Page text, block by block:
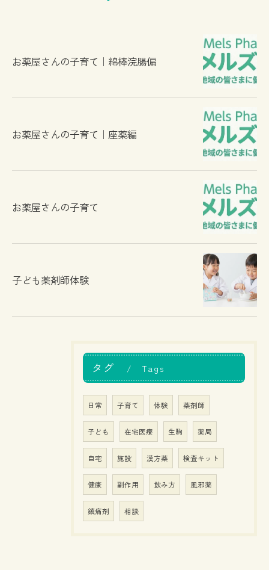
お薬屋さんの子育て｜綿棒浣腸偏
お薬屋さんの子育て｜座薬編
お薬屋さんの子育て
子ども薬剤師体験
タグ Tags
日常 子育て 体験 薬剤師
子ども 在宅医療 生駒 薬局
自宅 施設 漢方薬 検査キット
健康 副作用 飲み方 風邪薬
鎮痛剤 相談